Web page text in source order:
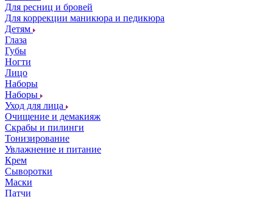
Для ресниц и бровей
Для коррекции маникюра и педикюра
Детям
Глаза
Губы
Ногти
Лицо
Наборы
Наборы
Уход для лица
Очищение и демакияж
Скрабы и пилинги
Тонизирование
Увлажнение и питание
Крем
Сыворотки
Маски
Патчи